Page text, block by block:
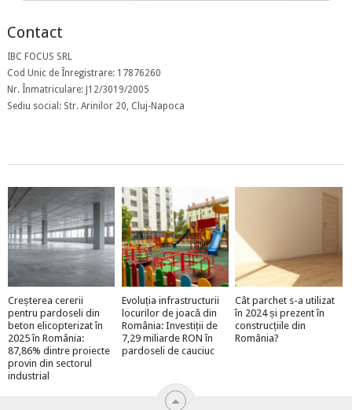
Contact
IBC FOCUS SRL
Cod Unic de Înregistrare: 17876260
Nr. Înmatriculare: J12/3019/2005
Sediu social: Str. Arinilor 20, Cluj-Napoca
Creșterea cererii
pentru pardoseli din
beton elicopterizat în
2025 în România:
87,86% dintre proiecte
provin din sectorul
industrial
Evoluția infrastructurii
locurilor de joacă din
România: Investiții de
7,29 miliarde RON în
pardoseli de cauciuc
Cât parchet s-a utilizat
în 2024 și prezent în
construcțiile din
România?